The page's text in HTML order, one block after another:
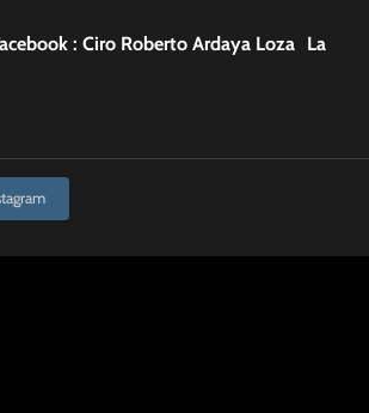
: Ciro Roberto Ardaya Loza La